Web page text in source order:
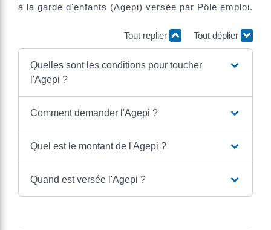
à la garde d'enfants (Agepi) versée par Pôle emploi.
Tout replier Tout déplier
Quelles sont les conditions pour toucher
l'Agepi ?
Comment demander l'Agepi ?
Quel est le montant de l'Agepi ?
Quand est versée l'Agepi ?